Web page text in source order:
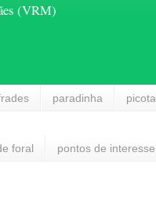
(VRM)
paradinha picota
foral pontos de interesse